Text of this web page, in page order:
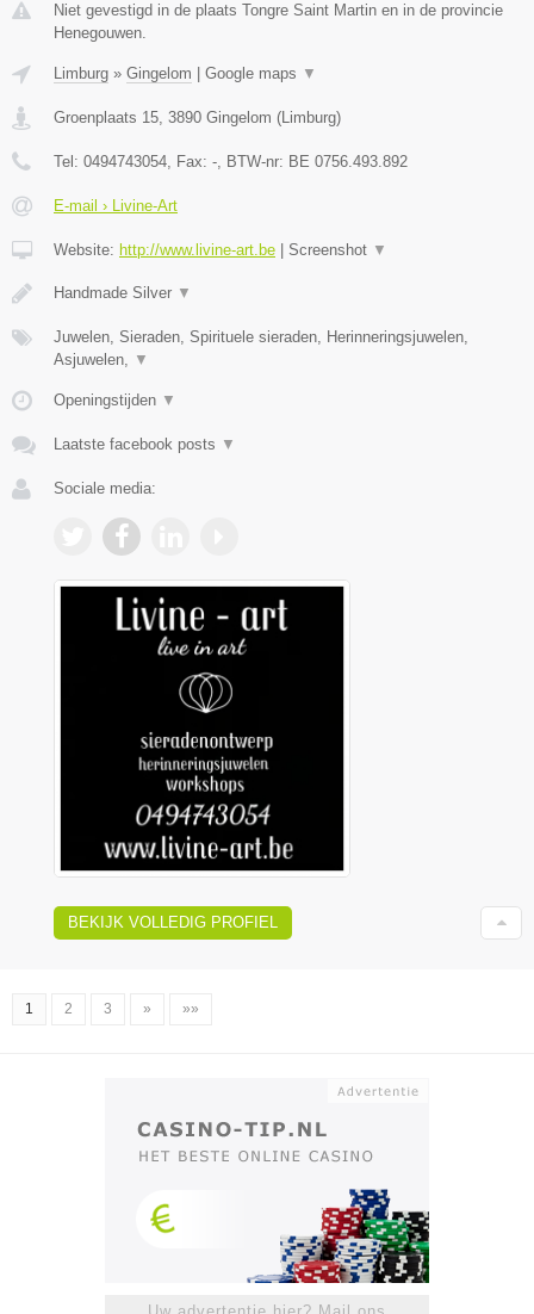
Niet gevestigd in de plaats Tongre Saint Martin en in de provincie
Henegouwen.
Limburg » Gingelom Google maps ▼
Groenplaats 15, 3890 Gingelom (Limburg)
Tel: 0494743054, Fax: -, BTW-nr: BE 0756.493.892
E-mail › Livine-Art
Website: http://www.livine-art.be Screenshot ▼
Handmade Silver ▼
Juwelen, Sieraden, Spirituele sieraden, Herinneringsjuwelen,
Asjuwelen, ▼
Openingstijden ▼
Laatste facebook posts ▼
Sociale media:
BEKIJK VOLLEDIG PROFIEL
1 2 3 » »»